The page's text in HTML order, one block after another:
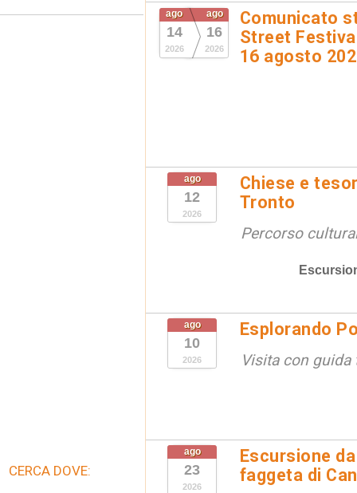
ago
14
2026
ago
16
2026
Comunicato
Street
16 agosto
ago
12
2026
Chiese e
Tronto
Percorso
ago
10
2026
Esplorando
Visita con
ago
23
2026
Escursione
faggeta di
CERCA DOVE: